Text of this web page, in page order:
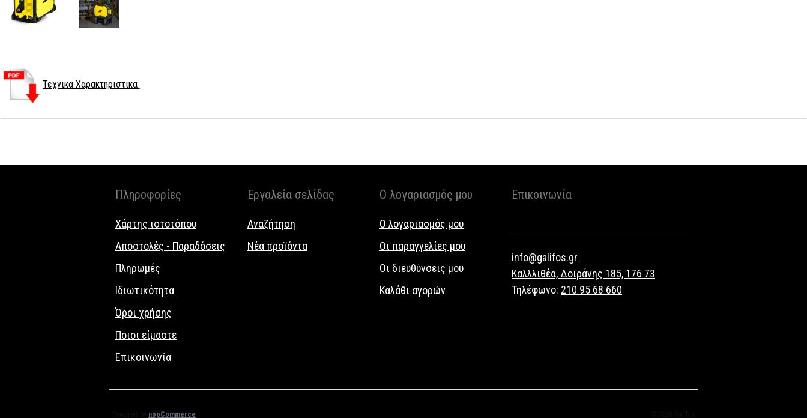
Τεχνικα Χαρακτηριστικα
Πληροφορίες
Χάρτης ιστοτόπου
Αποστολές - Παραδόσεις
Πληρωμές
Ιδιωτικότητα
Όροι χρήσης
Ποιοι είμαστε
Επικοινωνία
Εργαλεία σελίδας
Αναζήτηση
Νέα προϊόντα
Ο λογαριασμός μου
Ο λογαριασμός μου
Οι παραγγελίες μου
Οι διευθύνσεις μου
Καλάθι αγορών
Επικοινωνία
info@galifos.gr
Καλλλιθέα, Δοϊράνης 185, 176 73
Τηλέφωνο: 210 95 68 660
nopCommerce